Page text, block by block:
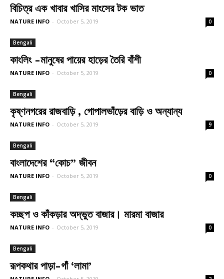
বিচিত্র এক খাবার খাসির মাংসের টক ভাত
NATURE INFO - October 5, 2019 0
Bengali
কাংলিং -মানুষের পায়ের হাড়ের তৈরি বাঁশী
NATURE INFO - October 5, 2019 0
Bengali
কৃষ্ণনগরের রাজবাড়ি , গোপালভাঁড়ের বাড়ি ও অন্যান্য
NATURE INFO - October 5, 2019 9
Bengali
বাংলাদেশের “কোচ” জীবন
NATURE INFO - October 5, 2019 0
Bengali
কচ্ছপ ও কাঁকড়ার অদ্ভুত বাজার। মারমা বাজার
NATURE INFO - October 5, 2019 0
Bengali
রূপকথার পাড়া-গাঁ ‘লামা’